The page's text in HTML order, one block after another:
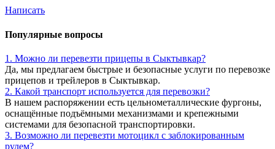
Написать
Популярные вопросы
1. Можно ли перевезти прицепы в Сыктывкар?
Да, мы предлагаем быстрые и безопасные услуги по перевозке
прицепов и трейлеров в Сыктывкар.
2. Какой транспорт используется для перевозки?
В нашем распоряжении есть цельнометаллические фургоны,
оснащённые подъёмными механизмами и крепежными
системами для безопасной транспортировки.
3. Возможно ли перевезти мотоцикл с заблокированным
рулем?